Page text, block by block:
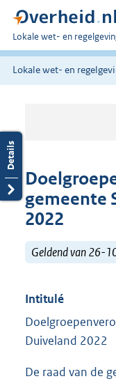
U
bent
hier:
Lokale wet- en
Lokale wet- en
gemeente
2022
Geldend van 26-
Intitulé
Duiveland 2022
De raad van de